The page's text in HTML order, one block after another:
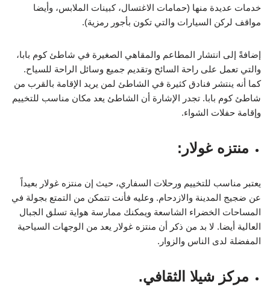
خدمات عديدة منها (حمامات الاغتسال، كبينات الملابس، وأيضا
مواقف لركن السيارات والتي تكون بأجور رمزية).
إضافةً إلى انتشار المطاعم والمقاهي الصغيرة في شاطئ كوم بابا،
والتي تعمل على راحة السائح وتقديم جميع وسائل الراحة للسياح.
كما أنه ينتشر فنادق كثيرة في الشاطئ لمن يريد الإقامة بالقرب من
شاطئ كوم بابا. تجدر الإشارة أن الشاطئ يعد مكان مناسب للتخييم
وإقامة حفلات الشواء.
منتزه غولار:
يعتبر مناسب للتخييم ورحلات السفاري، حيث إن منتزه غولار بعيداً
عن ضجيج المدينة والازدحام. وعليه فأنت تتمكن من التمتع بجولة في
المساحات الخضراء الشاسعة ويمكنك ممارسة هواية تسلق الجبال
العالية أيضا. لا بد من ذكر أن منتزه غولار يعد من الوجهات السياحية
المفضلة لدى الناس والزوار.
مركز شيلا الثقافي.